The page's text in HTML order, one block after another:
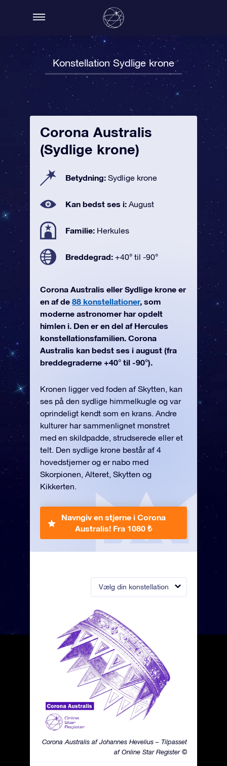
Konstellation Sydlige krone
Vælg din konstellation
Corona Australis af Johannes Hevelius – Tilpasset
af Online Star Register ©
Corona Australis
(Sydlige krone)
Betydning: Sydlige krone
Kan bedst ses i: August
Familie: Herkules
Breddegrad: +40° til -90°
Corona Australis eller Sydlige krone er
en af de 88 konstellationer, som
moderne astronomer har opdelt
himlen i. Den er en del af Hercules
konstellationsfamilien. Corona
Australis kan bedst ses i august (fra
breddegraderne +40° til -90°).
Kronen ligger ved foden af Skytten, kan
ses på den sydlige himmelkugle og var
oprindeligt kendt som en krans. Andre
kulturer har sammenlignet mønstret
med en skildpadde, strudserede eller et
telt. Den sydlige krone består af 4
hovedstjerner og er nabo med
Skorpionen, Alteret, Skytten og
Kikkerten.
Navngiv en stjerne i Corona
Australis! Fra 1080 ₺